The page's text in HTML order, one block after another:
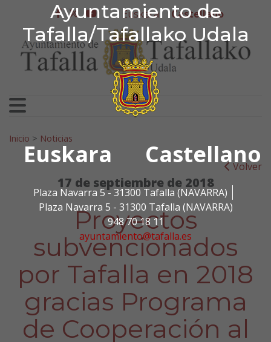
Ayuntamiento de
Tafalla/Tafallako Udala
Euskara Castellano
Plaza Navarra 5 - 31300 Tafalla (NAVARRA)
Plaza Navarra 5 - 31300 Tafalla (NAVARRA)
948 70 18 11
ayuntamiento@tafalla.es
Ir al contenido
Ayuntamiento de
facebook
twitter
youtube
Euskera Castellano
Search for:
Inicio > Noticias
Volver
17 de septiembre de 2018
Proyectos
subvencionados
por Tafalla en 2018
gracias Programa
de Cooperación al